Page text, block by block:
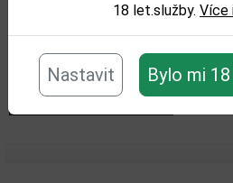
18 let.služby. Více
Nastavit Bylo mi